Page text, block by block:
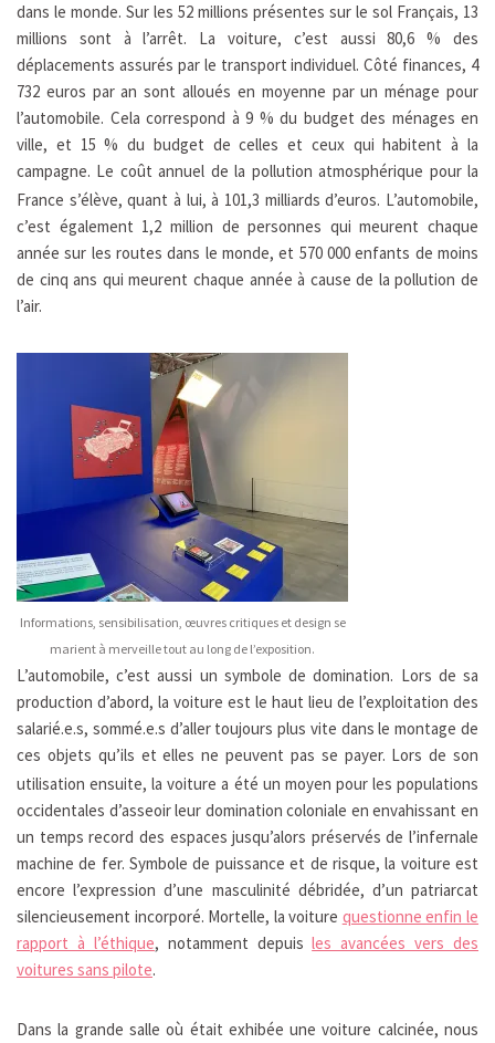
dans le monde. Sur les 52 millions présentes sur le sol Français, 13
millions sont à l’arrêt. La voiture, c’est aussi 80,6 % des
déplacements assurés par le transport individuel. Côté finances, 4
732 euros par an sont alloués en moyenne par un ménage pour
l’automobile. Cela correspond à 9 % du budget des ménages en
ville, et 15 % du budget de celles et ceux qui habitent à la
campagne. Le coût annuel de la pollution atmosphérique pour la
France s’élève, quant à lui, à 101,3 milliards d’euros. L’automobile,
c’est également 1,2 million de personnes qui meurent chaque
année sur les routes dans le monde, et 570 000 enfants de moins
de cinq ans qui meurent chaque année à cause de la pollution de
l’air.
Informations, sensibilisation, œuvres critiques et design se
marient à merveille tout au long de l’exposition.
L’automobile, c’est aussi un symbole de domination. Lors de sa
production d’abord, la voiture est le haut lieu de l’exploitation des
salarié.e.s, sommé.e.s d’aller toujours plus vite dans le montage de
ces objets qu’ils et elles ne peuvent pas se payer. Lors de son
utilisation ensuite, la voiture a été un moyen pour les populations
occidentales d’asseoir leur domination coloniale en envahissant en
un temps record des espaces jusqu’alors préservés de l’infernale
machine de fer. Symbole de puissance et de risque, la voiture est
encore l’expression d’une masculinité débridée, d’un patriarcat
silencieusement incorporé. Mortelle, la voiture questionne enfin le
rapport à l’éthique, notamment depuisles avancées vers des
voitures sans pilote.
Dans la grande salle où était exhibée une voiture calcinée, nous